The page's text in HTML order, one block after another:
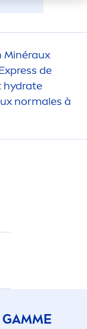
Minéraux
de
hydrate
normales à